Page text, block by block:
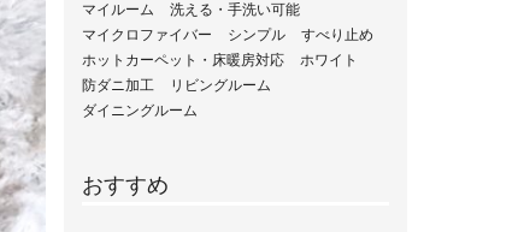
マイルーム
洗える・手洗い可能
マイクロファイバー
シンプル
すべり止め
ホットカーペット・床暖房対応
ホワイト
防ダニ加工
リビングルーム
ダイニングルーム
おすすめ